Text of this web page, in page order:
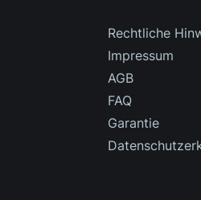
Rechtliche
Impressum
AGB
FAQ
Garantie